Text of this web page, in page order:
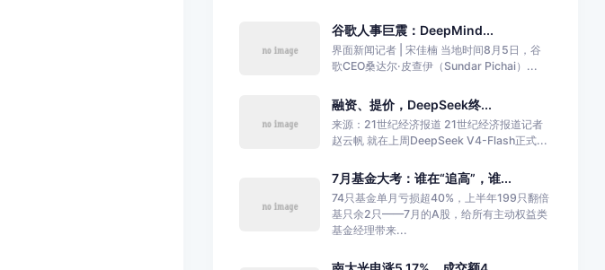
谷歌人事巨震：DeepMind...
界面新闻记者 | 宋佳楠 当地时间8月5日，谷
歌CEO桑达尔·皮查伊（Sundar Pichai）...
融资、提价，DeepSeek终...
来源：21世纪经济报道 21世纪经济报道记者
赵云帆 就在上周DeepSeek V4-Flash正式...
7月基金大考：谁在“追高”，谁...
74只基金单月亏损超40%，上半年199只翻倍
基只余2只——7月的A股，给所有主动权益类
基金经理带来...